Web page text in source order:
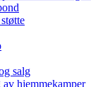
salg
hjemmekamper